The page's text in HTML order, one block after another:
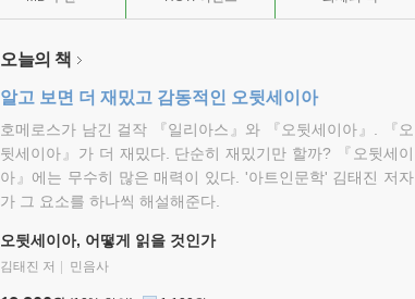
오늘의 책
알고 보면 더 재밌고 감동적인 오뒷세이아
호메로스가 남긴 걸작 『일리아스』와 『오뒷세이아』. 『오
뒷세이아』가 더 재밌다. 단순히 재밌기만 할까? 『오뒷세이
아』에는 무수히 많은 매력이 있다. '아트인문학' 김태진 저자
가 그 요소를 하나씩 해설해준다.
오뒷세이아, 어떻게 읽을 것인가
김태진 저 민음사